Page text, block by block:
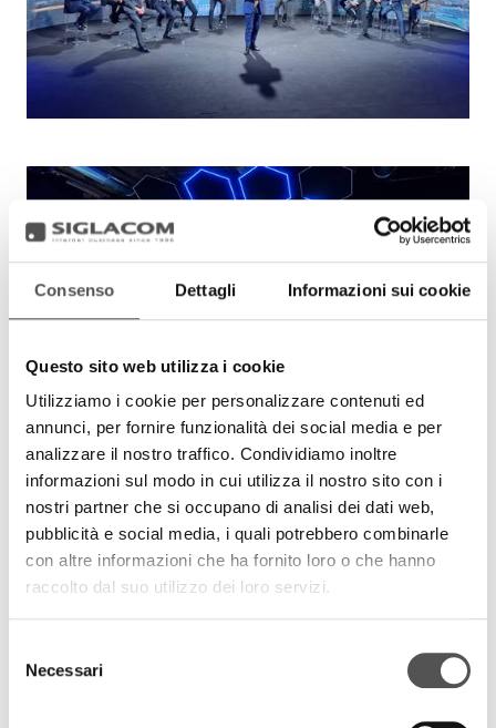
Consenso Dettagli Informazioni sui cookie
Questo sito web utilizza i cookie
Utilizziamo i cookie per personalizzare contenuti ed
annunci, per fornire funzionalità dei social media e per
analizzare il nostro traffico. Condividiamo inoltre
informazioni sul modo in cui utilizza il nostro sito con i
nostri partner che si occupano di analisi dei dati web,
pubblicità e social media, i quali potrebbero combinarle
con altre informazioni che ha fornito loro o che hanno
raccolto dal suo utilizzo dei loro servizi.
delNecessari